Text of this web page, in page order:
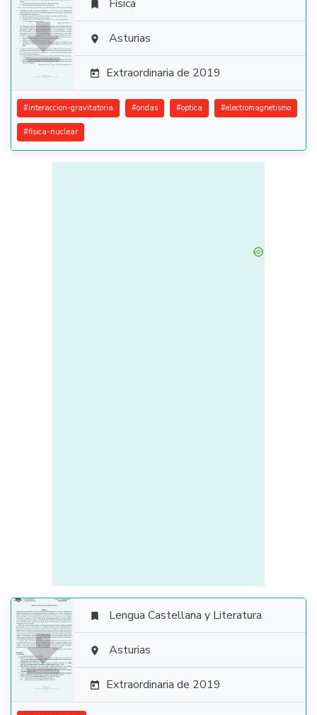

 Física
 Asturias
 Extraordinaria de 2019
#interaccion-gravitatoria #ondas #optica #electromagnetismo
#fisica-nuclear

 Lengua Castellana y Literatura
 Asturias
 Extraordinaria de 2019